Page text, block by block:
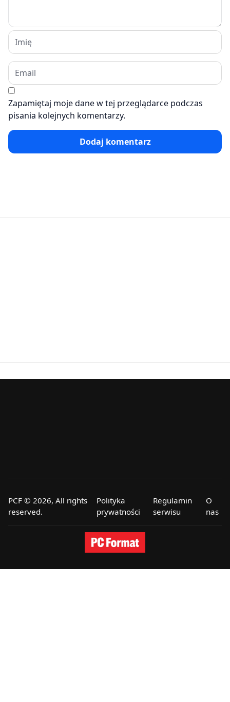
Zapamiętaj moje dane w tej przeglądarce podczas
pisania kolejnych komentarzy.
Dodaj komentarz
PCF © 2026, All rights
reserved.
Polityka
prywatności
Regulamin
serwisu
O
nas